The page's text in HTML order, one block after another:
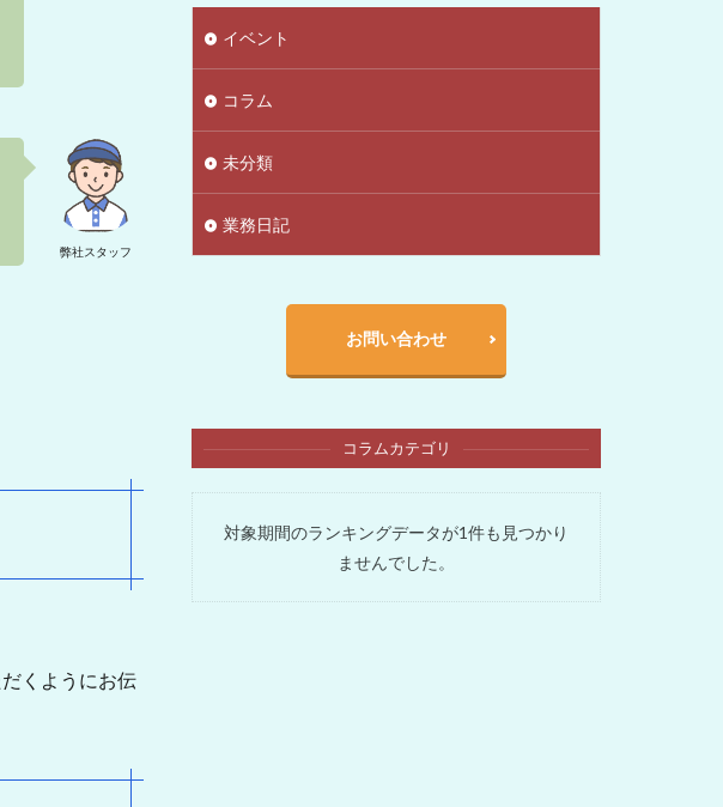
弊社スタッフ
くようにお伝
イベント
コラム
未分類
業務日記
お問い合わせ
コラムカテゴリ
対象期間のランキングデータが1件も見つかり
ませんでした。